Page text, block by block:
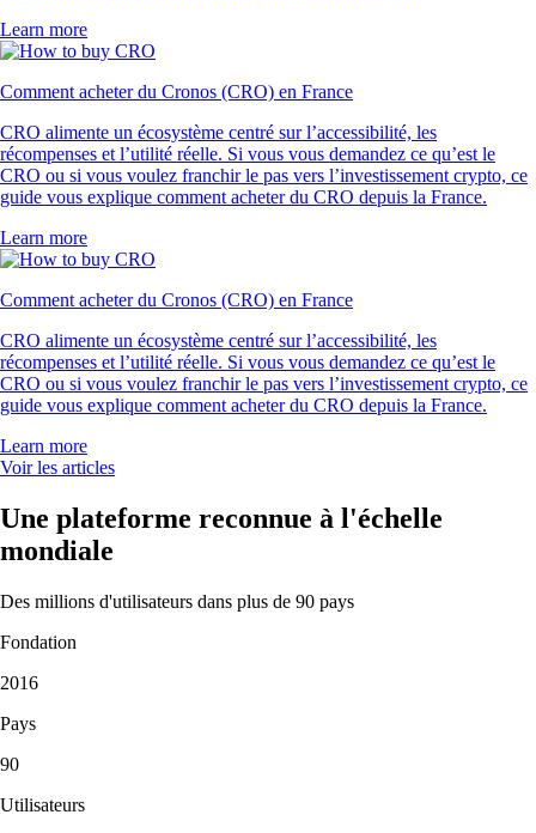
Learn more
Comment acheter du Cronos (CRO) en France
CRO alimente un écosystème centré sur l’accessibilité, les
récompenses et l’utilité réelle. Si vous vous demandez ce qu’est le
CRO ou si vous voulez franchir le pas vers l’investissement crypto, ce
guide vous explique comment acheter du CRO depuis la France.
Learn more
Comment acheter du Cronos (CRO) en France
CRO alimente un écosystème centré sur l’accessibilité, les
récompenses et l’utilité réelle. Si vous vous demandez ce qu’est le
CRO ou si vous voulez franchir le pas vers l’investissement crypto, ce
guide vous explique comment acheter du CRO depuis la France.
Learn more
Voir les articles
Une plateforme reconnue à l'échelle
mondiale
Des millions d'utilisateurs dans plus de 90 pays
Fondation
2016
Pays
90
Utilisateurs